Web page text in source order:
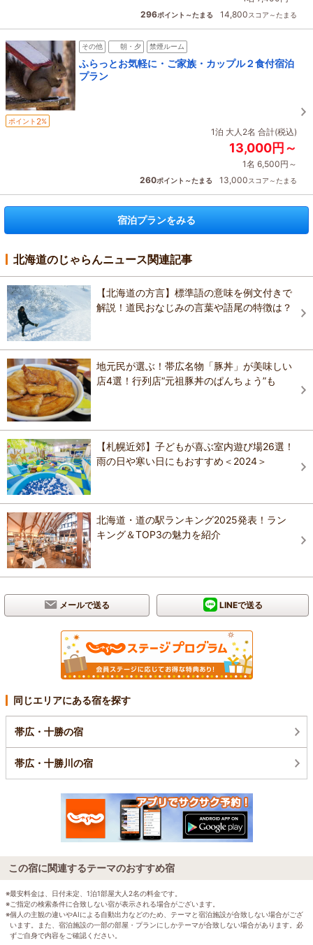
296ポイント～たまる 14,800スコア～たまる
その他 朝・夕 禁煙ルーム
ふらっとお気軽に・ご家族・カップル２食付宿泊
プラン
ポイント 2%
1泊 大人2名 合計(税込)
13,000円～
1名 6,500円～
260ポイント～たまる 13,000スコア～たまる
宿泊プランをみる
北海道のじゃらんニュース関連記事
【北海道の方言】標準語の意味を例文付きで
解説！道民おなじみの言葉や語尾の特徴は？
地元民が選ぶ！帯広名物「豚丼」が美味しい
店4選！行列店“元祖豚丼のぱんちょう”も
【札幌近郊】子どもが喜ぶ室内遊び場26選！
雨の日や寒い日にもおすすめ＜2024＞
北海道・道の駅ランキング2025発表！ラン
キング＆TOP3の魅力を紹介
メールで送る LINEで送る
同じエリアにある宿を探す
帯広・十勝の宿
帯広・十勝川の宿
この宿に関連するテーマのおすすめ宿
※最安料金は、日付未定、1泊1部屋大人2名の料金です。
※ご指定の検索条件に合致しない宿が表示される場合がございます。
※個人の主観の違いやAIによる自動出力などのため、テーマと宿泊施設が合致しない場合がござ
います。また、宿泊施設の一部の部屋・プランにしかテーマが合致しない場合があります。必
ずご自身で内容をご確認ください。